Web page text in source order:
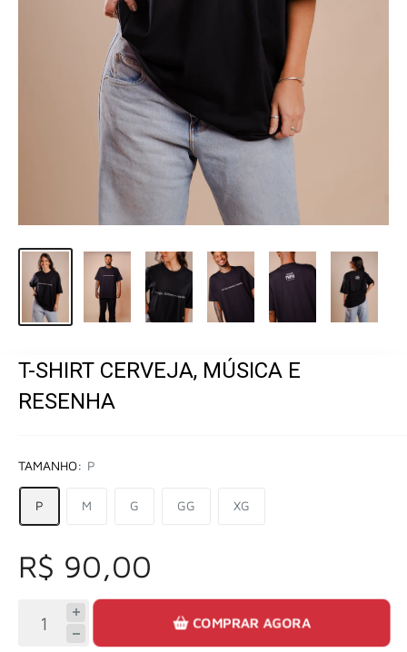
T-SHIRT CERVEJA, MÚSICA E
RESENHA
TAMANHO: P
P M G GG XG
R$ 90,00
COMPRAR AGORA